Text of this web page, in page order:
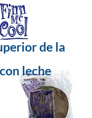
de la
leche